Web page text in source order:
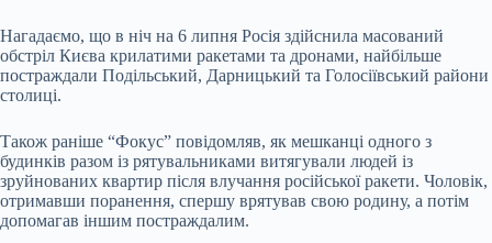
Нагадаємо, що в ніч на 6 липня Росія здійснила масований
обстріл Києва крилатими ракетами та дронами, найбільше
постраждали Подільський, Дарницький та Голосіївський райони
столиці.
Також раніше “Фокус” повідомляв, як мешканці одного з
будинків разом із рятувальниками витягували людей із
зруйнованих квартир після влучання російської ракети. Чоловік,
отримавши поранення, спершу врятував свою родину, а потім
допомагав іншим постраждалим.